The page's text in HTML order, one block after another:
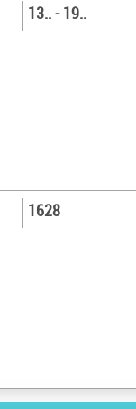
13.. - 19..
1628